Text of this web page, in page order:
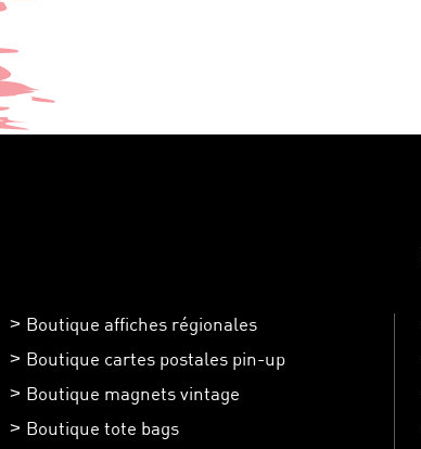
Boutique affiches régionales
Boutique cartes postales pin-up
Boutique magnets vintage
Boutique tote bags